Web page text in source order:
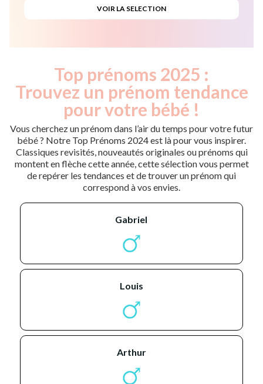
Top prénoms 2025 :
Trouvez un prénom tendance
pour votre bébé !
Vous cherchez un prénom dans l’air du temps pour votre futur
bébé ? Notre Top Prénoms 2024 est là pour vous inspirer.
Classiques revisités, nouveautés originales ou prénoms qui
montent en flèche cette année, cette sélection vous permet
de repérer les tendances et de trouver un prénom qui
correspond à vos envies.
gabriel
louis
arthur